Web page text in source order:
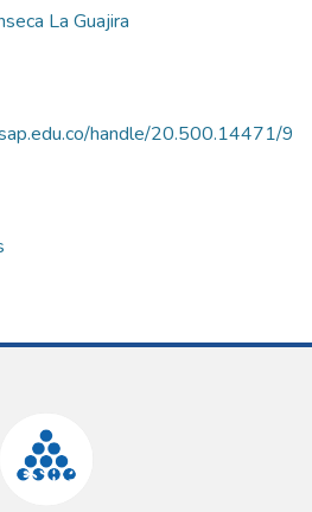
La Guajira
handle/20.500.14471/9